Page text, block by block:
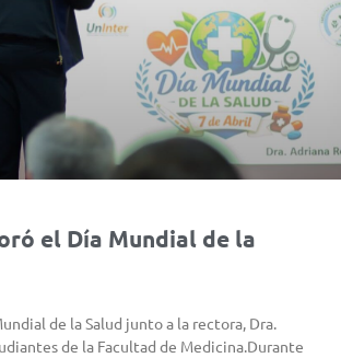
el Día Mundial de la
de la Salud junto a la rectora, Dra.
de la Facultad de Medicina.Durante